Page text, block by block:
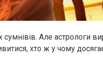
сумнівів. Але астрологи
хто ж у чому